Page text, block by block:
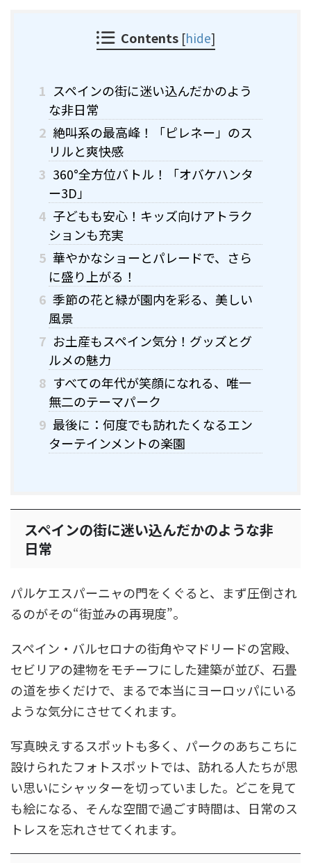
Contents [hide]
1 スペインの街に迷い込んだかのよう
な非日常
2 絶叫系の最高峰！「ピレネー」のス
リルと爽快感
3 360°全方位バトル！「オバケハンタ
ー3D」
4 子どもも安心！キッズ向けアトラク
ションも充実
5 華やかなショーとパレードで、さら
に盛り上がる！
6 季節の花と緑が園内を彩る、美しい
風景
7 お土産もスペイン気分！グッズとグ
ルメの魅力
8 すべての年代が笑顔になれる、唯一
無二のテーマパーク
9 最後に：何度でも訪れたくなるエン
ターテインメントの楽園
スペインの街に迷い込んだかのような非
日常
パルケエスパーニャの門をくぐると、まず圧倒され
るのがその“街並みの再現度”。
スペイン・バルセロナの街角やマドリードの宮殿、
セビリアの建物をモチーフにした建築が並び、石畳
の道を歩くだけで、まるで本当にヨーロッパにいる
ような気分にさせてくれます。
写真映えするスポットも多く、パークのあちこちに
設けられたフォトスポットでは、訪れる人たちが思
い思いにシャッターを切っていました。どこを見て
も絵になる、そんな空間で過ごす時間は、日常のス
トレスを忘れさせてくれます。